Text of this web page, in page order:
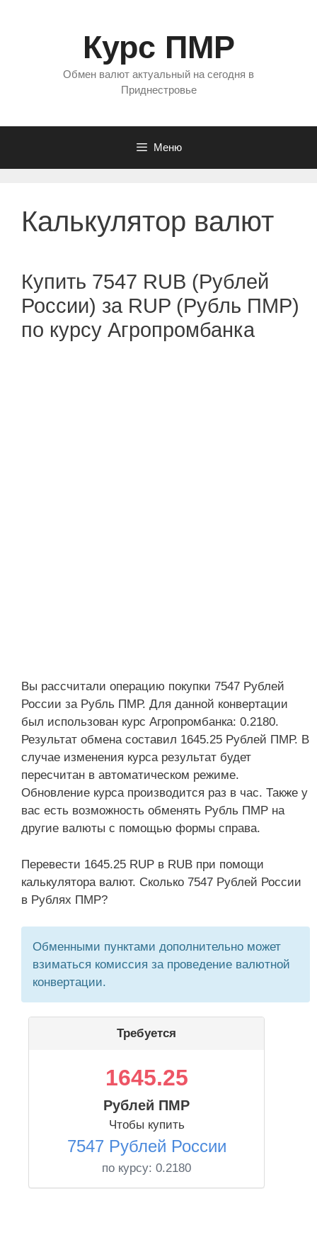
Курс ПМР
Обмен валют актуальный на сегодня в
Приднестровье
Меню
Калькулятор валют
Купить 7547 RUB (Рублей
России) за RUP (Рубль ПМР)
по курсу Агропромбанка
Вы рассчитали операцию покупки 7547 Рублей
России за Рубль ПМР. Для данной конвертации
был использован курс Агропромбанка: 0.2180.
Результат обмена составил 1645.25 Рублей ПМР. В
случае изменения курса результат будет
пересчитан в автоматическом режиме.
Обновление курса производится раз в час. Также у
вас есть возможность обменять Рубль ПМР на
другие валюты с помощью формы справа.
Перевести 1645.25 RUP в RUB при помощи
калькулятора валют. Сколько 7547 Рублей России
в Рублях ПМР?
Обменными пунктами дополнительно может
взиматься комиссия за проведение валютной
конвертации.
Требуется
1645.25
Рублей ПМР
Чтобы купить
7547 Рублей России
по курсу: 0.2180